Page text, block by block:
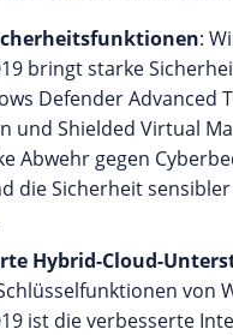
:
bringt starke
Defender Advanced
und Shielded Virtual
Abwehr gegen
die Sicherheit
Hybrid-Cloud-
von
ist die verbesserte